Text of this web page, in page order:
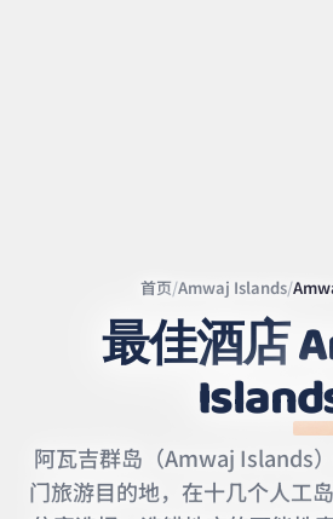
Leaflet
©
OpenStreetMap
contributors | ©
首页/Amwaj Islands/
最佳酒店
阿瓦吉群岛（Amwaj Islands
门旅游目的地，在十几个人工